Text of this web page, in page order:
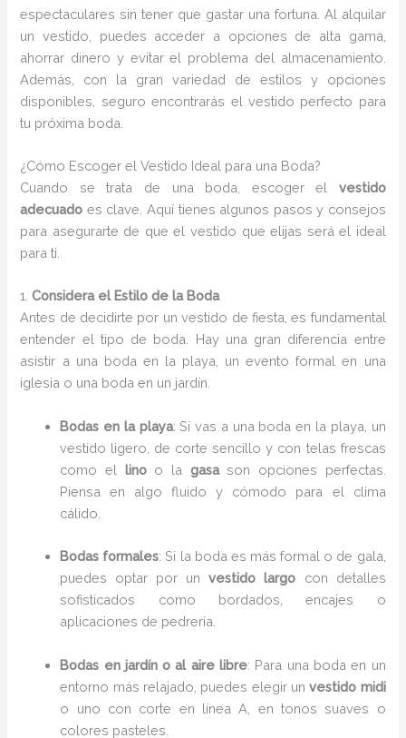
espectaculares sin tener que gastar una fortuna. Al alquilar
un vestido, puedes acceder a opciones de alta gama,
ahorrar dinero y evitar el problema del almacenamiento.
Además, con la gran variedad de estilos y opciones
disponibles, seguro encontrarás el vestido perfecto para
tu próxima boda.
¿Cómo Escoger el Vestido Ideal para una Boda?
Cuando se trata de una boda, escoger el vestido
adecuado es clave. Aquí tienes algunos pasos y consejos
para asegurarte de que el vestido que elijas será el ideal
para ti.
1.Considera el Estilo de la Boda
Antes de decidirte por un vestido de fiesta, es fundamental
entender el tipo de boda. Hay una gran diferencia entre
asistir a una boda en la playa, un evento formal en una
iglesia o una boda en un jardín.
Bodas en la playa: Si vas a una boda en la playa, un
vestido ligero, de corte sencillo y con telas frescas
como el linoo la gasason opciones perfectas.
Piensa en algo fluido y cómodo para el clima
cálido.
Bodas formales: Si la boda es más formal o de gala,
puedes optar por unvestido largo con detalles
sofisticados como bordados, encajes o
aplicaciones de pedrería.
Bodas en jardín o al aire libre: Para una boda en un
entorno más relajado, puedes elegir unvestido midi
o uno con corte en línea A, en tonos suaves o
colores pasteles.